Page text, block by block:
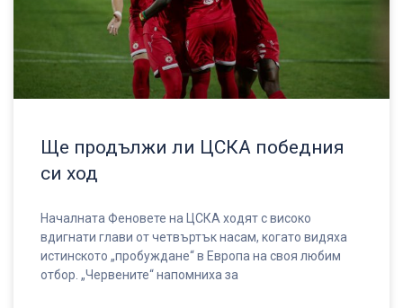
Ще продължи ли ЦСКА победния
си ход
Началната Феновете на ЦСКА ходят с високо
вдигнати глави от четвъртък насам, когато видяха
истинското „пробуждане“ в Европа на своя любим
отбор. „Червените“ напомниха за